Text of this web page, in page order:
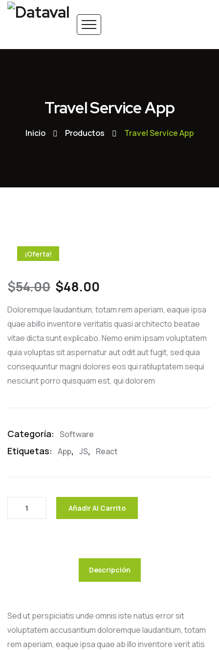
Travel Service App
Inicio Productos Travel Service App
¡Oferta!
$54.00 $48.00
Doloremque laudantium, totam rem aperiam, eaque ipsa
quae abillo inventore veritatis quasi architecto beatae
vitae dicta sunt explicabo. Nemo enim ipsam voluptatem
quia voluptas sit aspernatur aut odit aut fugit, sed quia
consequuntur magni dolores eos qui ratiluptatem sequi
nesciunt porro quisquam est, qui dolorem
Categoría: Software
Etiquetas: App, JS, React
Añadir Al Carrito
Descripción
Sed ut perspiciatis unde omnis iste natus error sit
voluptatem accusantium doloremque laudantium, totam
rem aperiam, eaque ipsa quae ab illo inventore verit atis